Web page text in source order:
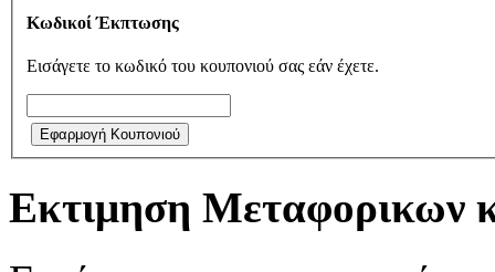
Κωδικοί Έκπτωσης
Εισάγετε το κωδικό του κουπονιού σας εάν έχετε.
Εφαρμογή Κουπονιού
Εκτιμηση Μεταφορικων